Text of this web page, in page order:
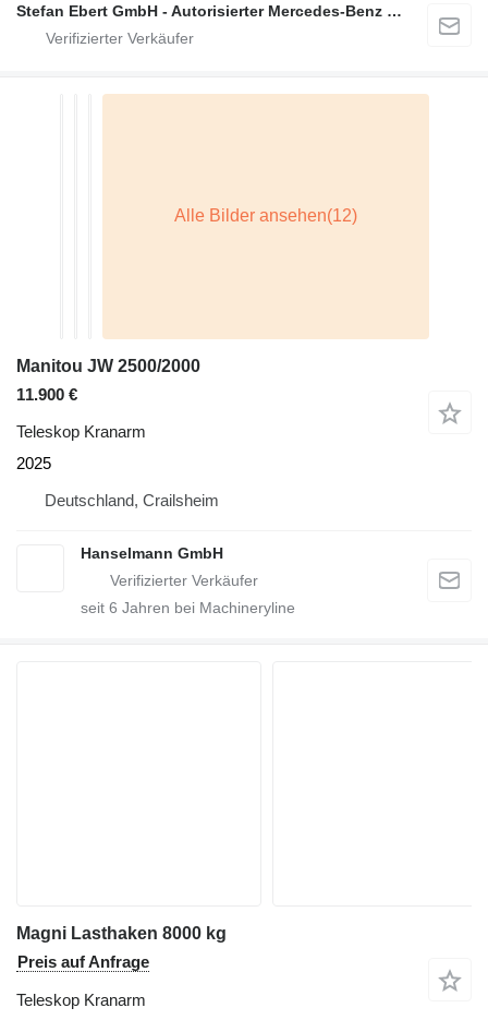
Stefan Ebert GmbH - Autorisierter Mercedes-Benz Servicepartner
Manitou JW 2500/2000
11.900 €
Teleskop Kranarm
2025
Deutschland, Crailsheim
Hanselmann GmbH
seit 6 Jahren bei Machineryline
Magni Lasthaken 8000 kg
Preis auf Anfrage
Teleskop Kranarm